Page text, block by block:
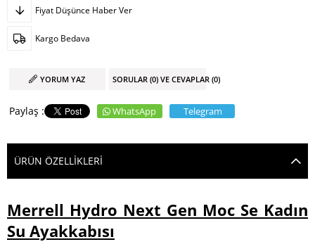
Fiyat Düşünce Haber Ver
Kargo Bedava
YORUM YAZ SORULAR (0) VE CEVAPLAR (0)
WhatsApp Telegram
ÜRÜN ÖZELLIKLERI
Merrell Hydro Next Gen Moc Se Kadın
Su Ayakkabısı